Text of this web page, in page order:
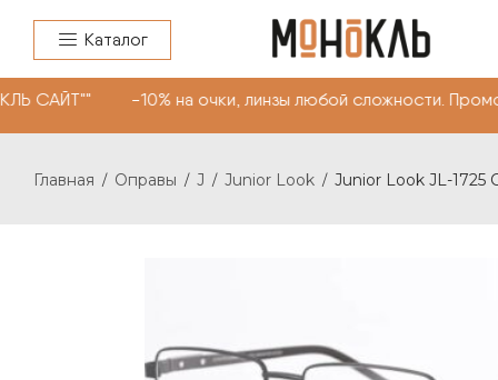
Каталог
-10% на очки, линзы любой
Главная / Оправы / J / Junior Look / Junior Look JL-1725